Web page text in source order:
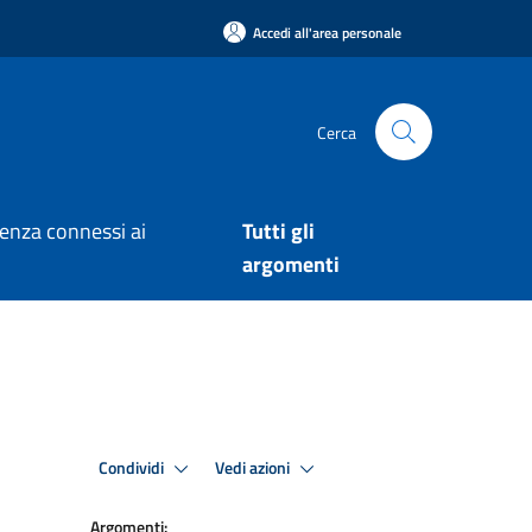
Accedi all'area personale
Cerca
connessi ai
Tutti gli
argomenti
Condividi Vedi azioni
Argomenti: